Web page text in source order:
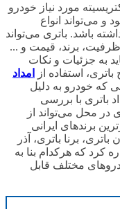
مورد نیاز خودرو
می‌تواند انواع
باشد. باتری می‌تواند
ظرفیت، برند، قیمت و ...
به جزئیات و نکات
استفاده از
امداد
که خودرو به دلیل
باتری با بررسی
محل می‌تواند از
برندهای ایرانی
برنا باتری، آذر
کرد که هرکدام بنا به
مختلف قابل